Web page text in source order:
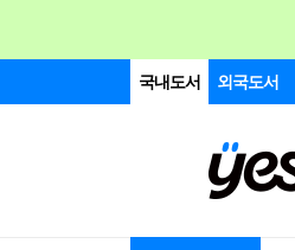
국내도서 외국도서